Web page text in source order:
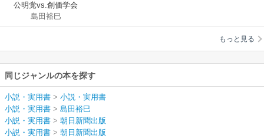
公明党vs.創価学会
島田裕巳
もっと見る
同じジャンルの本を探す
小説・実用書 > 小説・実用書
小説・実用書 > 島田裕巳
小説・実用書 > 朝日新聞出版
小説・実用書 > 朝日新聞出版